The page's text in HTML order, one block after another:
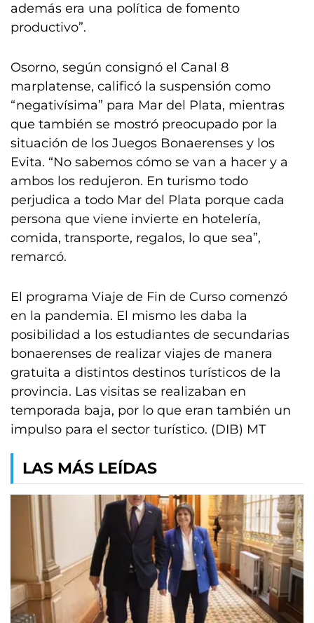
además era una política de fomento
productivo”.
Osorno, según consignó el Canal 8
marplatense, calificó la suspensión como
“negativísima” para Mar del Plata, mientras
que también se mostró preocupado por la
situación de los Juegos Bonaerenses y los
Evita. “No sabemos cómo se van a hacer y a
ambos los redujeron. En turismo todo
perjudica a todo Mar del Plata porque cada
persona que viene invierte en hotelería,
comida, transporte, regalos, lo que sea”,
remarcó.
El programa Viaje de Fin de Curso comenzó
en la pandemia. El mismo les daba la
posibilidad a los estudiantes de secundarias
bonaerenses de realizar viajes de manera
gratuita a distintos destinos turísticos de la
provincia. Las visitas se realizaban en
temporada baja, por lo que eran también un
impulso para el sector turístico. (DIB) MT
LAS MÁS LEÍDAS